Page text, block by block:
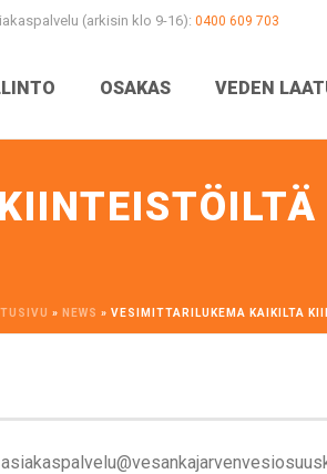
(arkisin klo 9-16): 0400 609 703
OSAKAS VEDEN
» NEWS » VESIMITTARILUKEMA KAIKILTA